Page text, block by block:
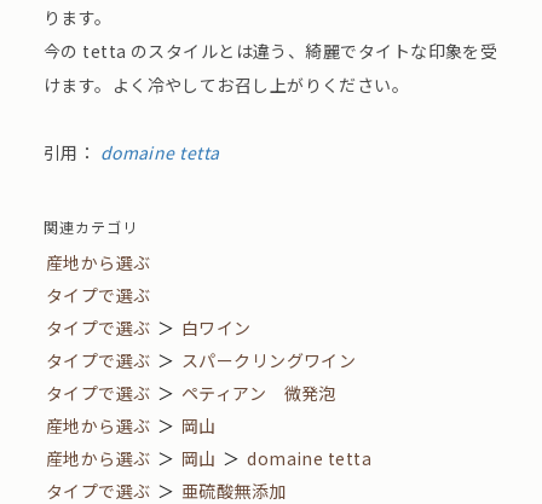
ります。
今の tetta のスタイルとは違う、綺麗でタイトな印象を受
けます。よく冷やしてお召し上がりください。
引用： domaine tetta
関連カテゴリ
産地から選ぶ
タイプで選ぶ
タイプで選ぶ ＞ 白ワイン
タイプで選ぶ ＞ スパークリングワイン
タイプで選ぶ ＞ ペティアン 微発泡
産地から選ぶ ＞ 岡山
産地から選ぶ ＞ 岡山 ＞ domaine tetta
タイプで選ぶ ＞ 亜硫酸無添加